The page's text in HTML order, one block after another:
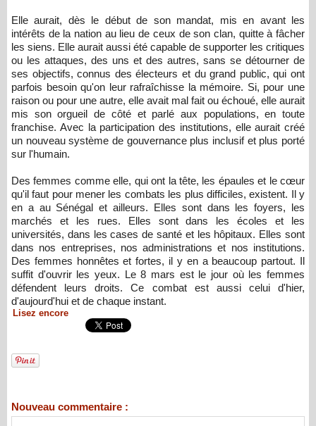
Elle aurait, dès le début de son mandat, mis en avant les
intérêts de la nation au lieu de ceux de son clan, quitte à fâcher
les siens. Elle aurait aussi été capable de supporter les critiques
ou les attaques, des uns et des autres, sans se détourner de
ses objectifs, connus des électeurs et du grand public, qui ont
parfois besoin qu'on leur rafraîchisse la mémoire. Si, pour une
raison ou pour une autre, elle avait mal fait ou échoué, elle aurait
mis son orgueil de côté et parlé aux populations, en toute
franchise. Avec la participation des institutions, elle aurait créé
un nouveau système de gouvernance plus inclusif et plus porté
sur l'humain.
Des femmes comme elle, qui ont la tête, les épaules et le cœur
qu'il faut pour mener les combats les plus difficiles, existent. Il y
en a au Sénégal et ailleurs. Elles sont dans les foyers, les
marchés et les rues. Elles sont dans les écoles et les
universités, dans les cases de santé et les hôpitaux. Elles sont
dans nos entreprises, nos administrations et nos institutions.
Des femmes honnêtes et fortes, il y en a beaucoup partout. Il
suffit d'ouvrir les yeux. Le 8 mars est le jour où les femmes
défendent leurs droits. Ce combat est aussi celui d'hier,
d'aujourd'hui et de chaque instant.
Lisez encore
Nouveau commentaire :